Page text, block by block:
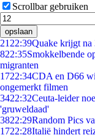
Scrollbar gebruiken
opslaan
21 22:39Quake krijgt na
822:35Smokkelbende
migranten
1722:34CDA en D66
ongemerkt filmen
3422:32Ceuta-leider
'gruweldaad'
3822:29Random Pics
1722:28Italië hindert